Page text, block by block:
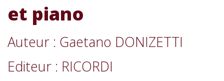
et piano
Auteur : Gaetano DONIZETTI
Editeur : RICORDI